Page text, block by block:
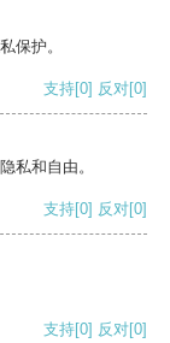
保护。
支持[0] 反对[0]
私和自由。
支持[0] 反对[0]
支持[0] 反对[0]